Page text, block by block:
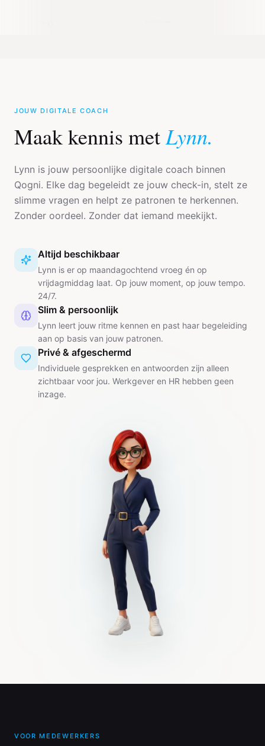
JOUW DIGITALE COACH
Maak kennis metLynn.
Lynn is jouw persoonlijke digitale coach binnen
Qogni. Elke dag begeleidt ze jouw check-in, stelt ze
slimme vragen en helpt ze patronen te herkennen.
Zonder oordeel. Zonder dat iemand meekijkt.
Altijd beschikbaar
Lynn is er op maandagochtend vroeg én op
vrijdagmiddag laat. Op jouw moment, op jouw tempo.
24/7.
Slim & persoonlijk
Lynn leert jouw ritme kennen en past haar begeleiding
aan op basis van jouw patronen.
Privé & afgeschermd
Individuele gesprekken en antwoorden zijn alleen
zichtbaar voor jou. Werkgever en HR hebben geen
inzage.
VOOR MEDEWERKERS